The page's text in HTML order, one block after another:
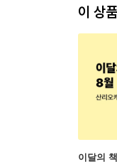
이 상
이달의